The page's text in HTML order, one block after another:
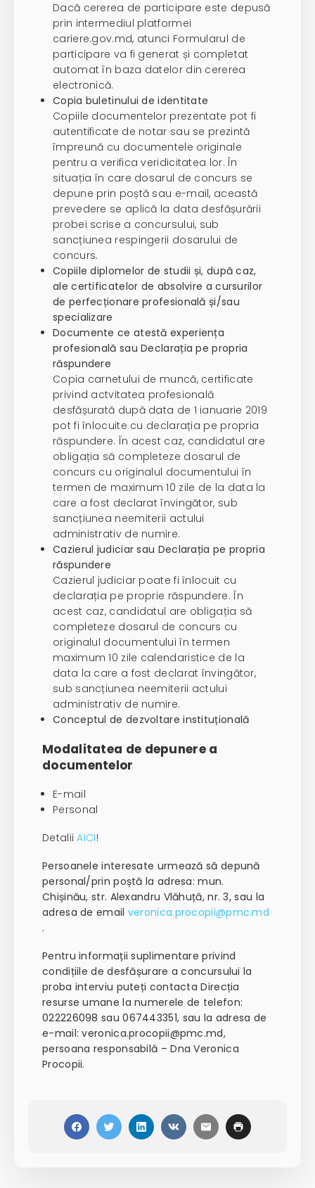
Dacă cererea de participare este depusă
prin intermediul platformei
cariere.gov.md, atunci Formularul de
participare va fi generat și completat
automat în baza datelor din cererea
electronică.
Copia buletinului de identitate
Copiile documentelor prezentate pot fi
autentificate de notar sau se prezintă
împreună cu documentele originale
pentru a verifica veridicitatea lor. În
situația în care dosarul de concurs se
depune prin poștă sau e-mail, această
prevedere se aplică la data desfășurării
probei scrise a concursului, sub
sancțiunea respingerii dosarului de
concurs.
Copiile diplomelor de studii și, după caz,
ale certificatelor de absolvire a cursurilor
de perfecționare profesională și/sau
specializare
Documente ce atestă experiența
profesională sau Declarația pe propria
răspundere
Copia carnetului de muncă, certificate
privind actvitatea profesională
desfășurată după data de 1 ianuarie 2019
pot fi înlocuite cu declarația pe propria
răspundere. În acest caz, candidatul are
obligația să completeze dosarul de
concurs cu originalul documentului în
termen de maximum 10 zile de la data la
care a fost declarat învingător, sub
sancțiunea neemiterii actului
administrativ de numire.
Cazierul judiciar sau Declarația pe propria
răspundere
Cazierul judiciar poate fi înlocuit cu
declarația pe proprie răspundere. În
acest caz, candidatul are obligația să
completeze dosarul de concurs cu
originalul documentului în termen
maximum 10 zile calendaristice de la
data la care a fost declarat învingător,
sub sancțiunea neemiterii actului
administrativ de numire.
Conceptul de dezvoltare instituțională
Modalitatea de depunere a
documentelor
E-mail
Personal
DetaliiAICI!
Persoanele interesate urmează să depună
personal/prin poștă la adresa: mun.
Chișinău, str. Alexandru Vlăhuță, nr. 3, sau la
adresa de email veronica.procopii@pmc.md
.
Pentru informații suplimentare privind
condițiile de desfășurare a concursului la
proba interviu puteți contacta Direcția
resurse umane la numerele de telefon:
022226098 sau 067443351, sau la adresa de
e-mail: veronica.procopii@pmc.md,
persoana responsabilă – Dna Veronica
Procopii.